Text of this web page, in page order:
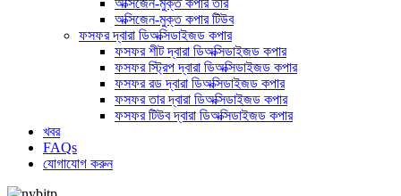
অক্সিজেন-মুক্ত কপার তার
অক্সিজেন-মুক্ত কপার টিউব
ফসফর দ্বারা ডিঅক্সিডাইজড কপার
ফসফর শীট দ্বারা ডিঅক্সিডাইজড কপার
ফসফর স্ট্রিপ দ্বারা ডিঅক্সিডাইজড কপার
ফসফর রড দ্বারা ডিঅক্সিডাইজড কপার
ফসফর তার দ্বারা ডিঅক্সিডাইজড কপার
ফসফর টিউব দ্বারা ডিঅক্সিডাইজড কপার
খবর
FAQs
যোগাযোগ করুন